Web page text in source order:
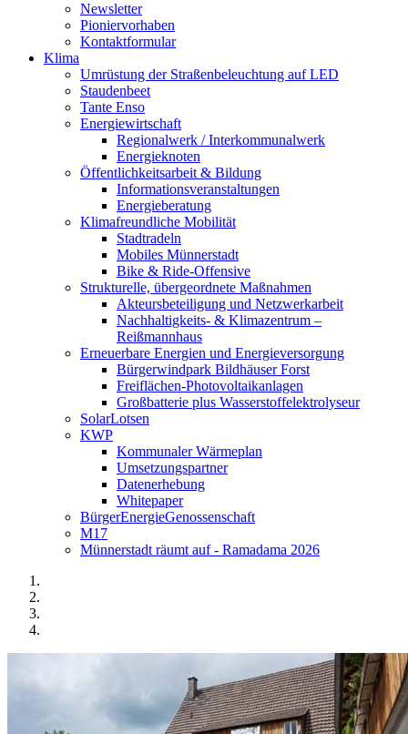
Newsletter
Pioniervorhaben
Kontaktformular
Klima
Umrüstung der Straßenbeleuchtung auf LED
Staudenbeet
Tante Enso
Energiewirtschaft
Regionalwerk / Interkommunalwerk
Energieknoten
Öffentlichkeitsarbeit & Bildung
Informationsveranstaltungen
Energieberatung
Klimafreundliche Mobilität
Stadtradeln
Mobiles Münnerstadt
Bike & Ride-Offensive
Strukturelle, übergeordnete Maßnahmen
Akteursbeteiligung und Netzwerkarbeit
Nachhaltigkeits- & Klimazentrum –
Reißmannhaus
Erneuerbare Energien und Energieversorgung
Bürgerwindpark Bildhäuser Forst
Freiflächen-Photovoltaikanlagen
Großbatterie plus Wasserstoffelektrolyseur
SolarLotsen
KWP
Kommunaler Wärmeplan
Umsetzungspartner
Datenerhebung
Whitepaper
BürgerEnergieGenossenschaft
M17
Münnerstadt räumt auf - Ramadama 2026